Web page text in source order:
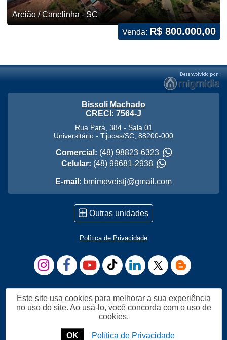
Areião / Canelinha - SC
Venda: R$ 800.000,00
Bissoli Machado
CRECI: 7564-J
Rua Pará, 384 - Sala 01
Universitário - Tijucas/SC 88200-000
Comercial: (48) 98823-6323
Celular: (48) 99681-2938
E-mail: bmimoveistj@gmail.com
Outras unidades
Política de Privacidade
Este site usa cookies para melhorar a sua experiência
no uso do site. Ao usá-lo, você concorda com o uso de
cookies.
OK Política de Privacidade